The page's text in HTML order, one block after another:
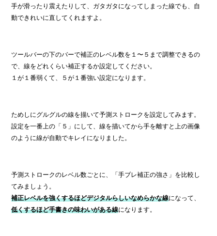
手が滑ったり震えたりして、ガタガタになってしまった線でも、自
動できれいに直してくれますよ。
ツールバーの下のバーで補正のレベル数を１〜５まで調整できるの
で、線をどれくらい補正するか設定してください。
１が１番弱くて、５が１番強い設定になります。
ためしにグルグルの線を描いて予測ストロークを設定してみます。
設定を一番上の「５」にして、線を描いてから手を離すと上の画像
のように線が自動でキレイになりました。
予測ストロークのレベル数ごとに、「手ブレ補正の強さ」を比較し
てみましょう。
補正レベルを強くするほどデジタルらしいなめらかな線になって、
低くするほど手書きの味わいがある線になります。